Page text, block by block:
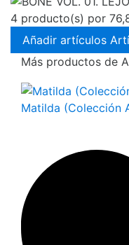
4 producto(s) por
Añadir artículos
Más productos de
Matilda (Colección